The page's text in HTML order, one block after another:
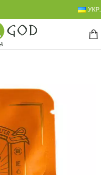
УКР.